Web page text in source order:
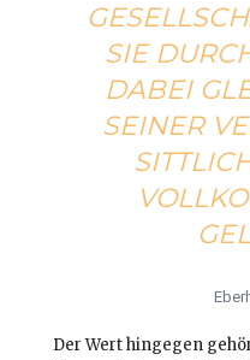
IE
DABEI
EINER
Der Wert hingegen